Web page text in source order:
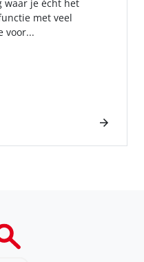
waar je écht het
met veel
voor...